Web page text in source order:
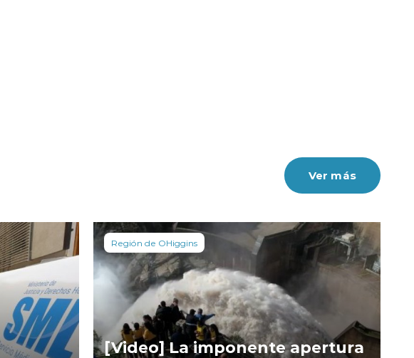
Ver más
Región de OHiggins
[Video] La imponente apertura